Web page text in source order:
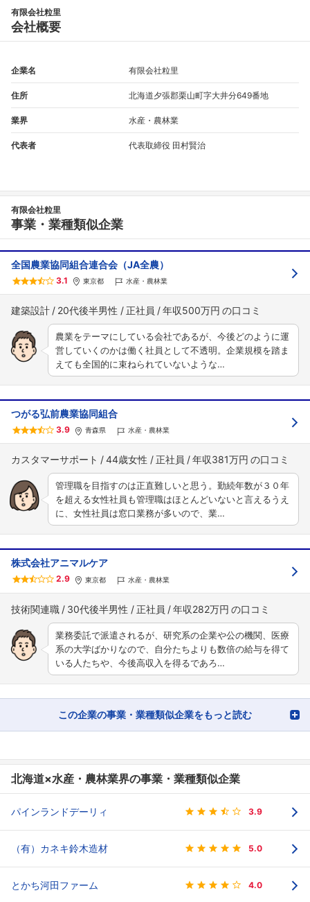
有限会社粒里
会社概要
企業名 有限会社粒里
住所 北海道夕張郡栗山町字大井分649番地
業界 水産・農林業
代表者 代表取締役 田村賢治
有限会社粒里
事業・業種類似企業
全国農業協同組合連合会（JA全農）
3.1 東京都 水産・農林業
建築設計 20代後半男性 正社員 年収500万円
農業をテーマにしている会社であるが、今後どのように運
営していくのかは働く社員として不透明。企業規模を踏ま
えても全国的に束ねられていないような…
つがる弘前農業協同組合
3.9 青森県 水産・農林業
カスタマーサポート 44歳女性 正社員 年収381万円
管理職を目指すのは正直難しいと思う。勤続年数が３０年
を超える女性社員も管理職はほとんどいないと言えるうえ
に、女性社員は窓口業務が多いので、業…
株式会社アニマルケア
2.9 東京都 水産・農林業
技術関連職 30代後半男性 正社員 年収282万円
業務委託で派遣されるが、研究系の企業や公の機関、医療
系の大学ばかりなので、自分たちよりも数倍の給与を得て
いる人たちや、今後高収入を得るであろ…
この企業の事業・業種類似企業をもっと読む
北海道×水産・農林業界の事業・業種類似企業
パインランドデーリィ 3.9
（有）カネキ鈴木造材 5.0
とかち河田ファーム 4.0